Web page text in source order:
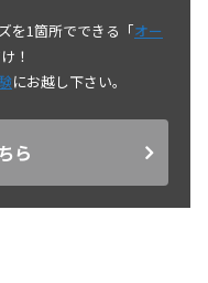
を1箇所でできる「オー
！
にお越し下さい。
ら